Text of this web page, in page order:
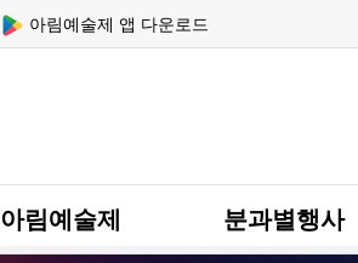
상단 네비
아림예술제 앱 다운로드
메인 메뉴
아림예술제 분과별행사